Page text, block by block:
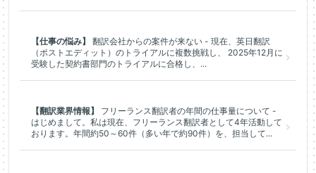
【仕事の悩み】
翻訳会社からの案件が来ない - 現在、英日翻訳
（ポストエディット）のトライアルに複数挑戦し、 2025年12月に
受験した契約書部門のトライアルに合格し、...
【翻訳業界情報】
フリーランス翻訳者の年間の仕事量について -
はじめまして。私は現在、フリーランス翻訳者として4年活動して
おります。年間約50～60件（多い年で約90件）を、担当して...